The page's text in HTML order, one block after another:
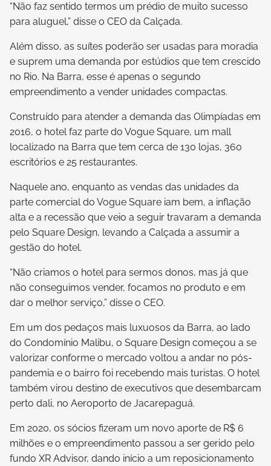
“Não faz sentido termos um prédio de muito sucesso
para aluguel,” disse o CEO da Calçada.
Além disso, as suítes poderão ser usadas para moradia
e suprem uma demanda por estúdios que tem crescido
no Rio. Na Barra, esse é apenas o segundo
empreendimento a vender unidades compactas.
Construído para atender a demanda das Olimpíadas em
2016, o hotel faz parte do Vogue Square, um mall
localizado na Barra que tem cerca de 130 lojas, 360
escritórios e 25 restaurantes.
Naquele ano, enquanto as vendas das unidades da
parte comercial do Vogue Square iam bem, a inflação
alta e a recessão que veio a seguir travaram a demanda
pelo Square Design, levando a Calçada a assumir a
gestão do hotel.
“Não criamos o hotel para sermos donos, mas já que
não conseguimos vender, focamos no produto e em
dar o melhor serviço,” disse o CEO.
Em um dos pedaços mais luxuosos da Barra, ao lado
do Condomínio Malibu, o Square Design começou a se
valorizar conforme o mercado voltou a andar no pós-
pandemia e o bairro foi recebendo mais turistas. O hotel
também virou destino de executivos que desembarcam
perto dali, no Aeroporto de Jacarepaguá.
Em 2020, os sócios fizeram um novo aporte de R$ 6
milhões e o empreendimento passou a ser gerido pelo
fundo XR Advisor, dando início a um reposicionamento